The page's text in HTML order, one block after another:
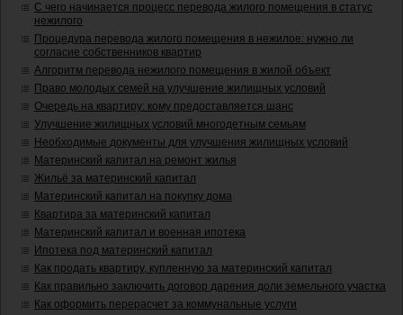
С чего начинается процесс перевода жилого помещения в статус
нежилого
Процедура перевода жилого помещения в нежилое: нужно ли
согласие собственников квартир
Алгоритм перевода нежилого помещения в жилой объект
Право молодых семей на улучшение жилищных условий
Очередь на квартиру: кому предоставляется шанс
Улучшение жилищных условий многодетным семьям
Необходимые документы для улучшения жилищных условий
Материнский капитал на ремонт жилья
Жильё за материнский капитал
Материнский капитал на покупку дома
Квартира за материнский капитал
Материнский капитал и военная ипотека
Ипотека под материнский капитал
Как продать квартиру, купленную за материнский капитал
Как правильно заключить договор дарения доли земельного участка
Как оформить перерасчет за коммунальные услуги